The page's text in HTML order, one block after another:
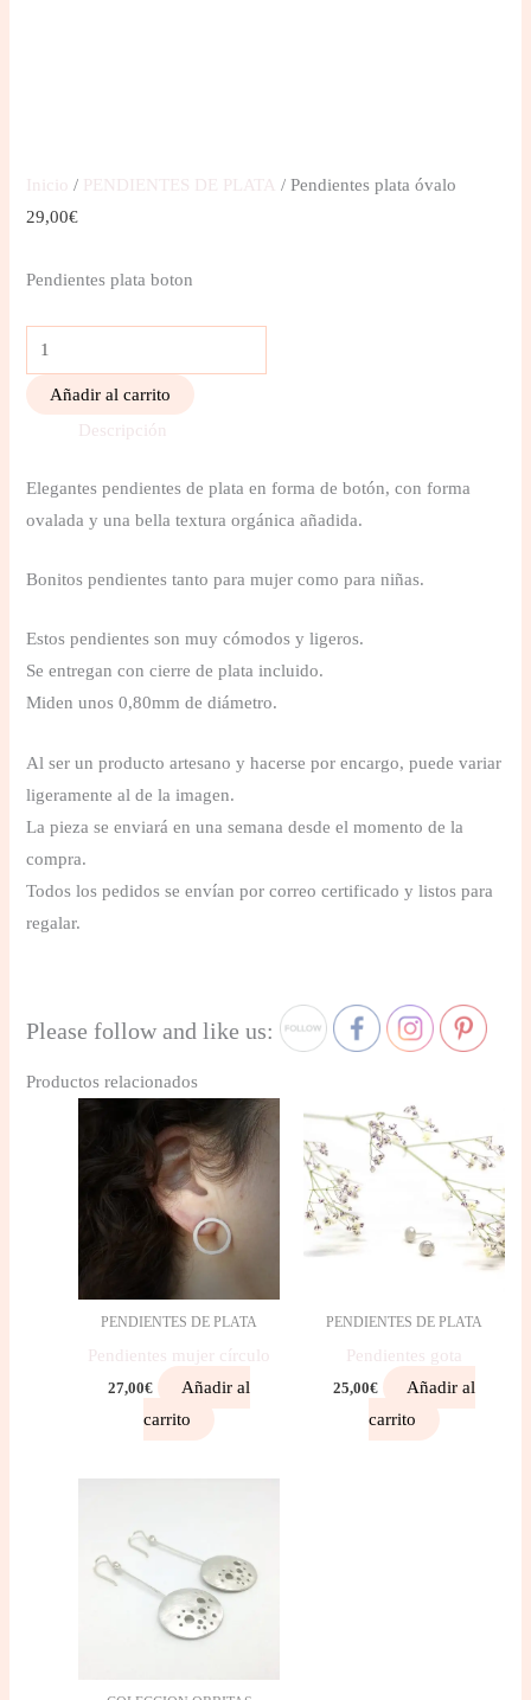
Inicio / PENDIENTES DE PLATA / Pendientes plata óvalo
29,00€
Pendientes plata boton
Añadir al carrito
Descripción
Elegantes pendientes de plata en forma de botón, con forma
ovalada y una bella textura orgánica añadida.
Bonitos pendientes tanto para mujer como para niñas.
Estos pendientes son muy cómodos y ligeros.
Se entregan con cierre de plata incluido.
Miden unos 0,80mm de diámetro.
Al ser un producto artesano y hacerse por encargo, puede variar
ligeramente al de la imagen.
La pieza se enviará en una semana desde el momento de la
compra.
Todos los pedidos se envían por correo certificado y listos para
regalar.
Please follow and like us:
Productos relacionados
PENDIENTES DE PLATA
Pendientes mujer círculo
27,00€
Añadir al
carrito
PENDIENTES DE PLATA
Pendientes gota
25,00€
Añadir al
carrito